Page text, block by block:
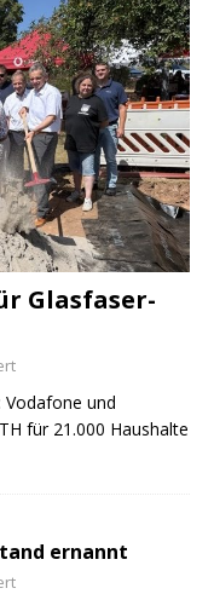
Glasfaser-
Vodafone und
für 21.000 Haushalte
ernannt